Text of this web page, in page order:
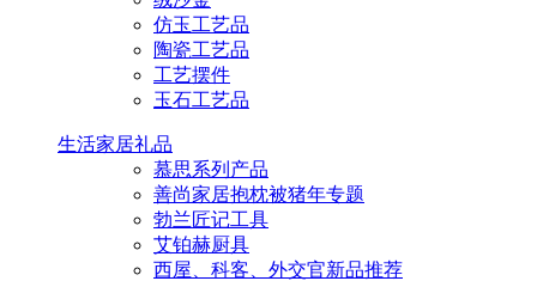
仿玉工艺品
陶瓷工艺品
工艺摆件
玉石工艺品
生活家居礼品
慕思系列产品
善尚家居抱枕被猪年专题
勃兰匠记工具
艾铂赫厨具
西屋、科客、外交官新品推荐